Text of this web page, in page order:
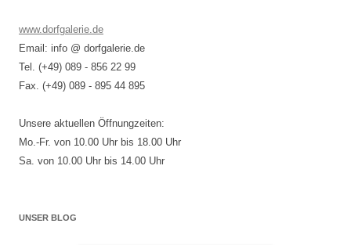
www.dorfgalerie.de
Email: info @ dorfgalerie.de
Tel. (+49) 089 - 856 22 99
Fax. (+49) 089 - 895 44 895
Unsere aktuellen Öffnungzeiten:
Mo.-Fr. von 10.00 Uhr bis 18.00 Uhr
Sa. von 10.00 Uhr bis 14.00 Uhr
UNSER BLOG